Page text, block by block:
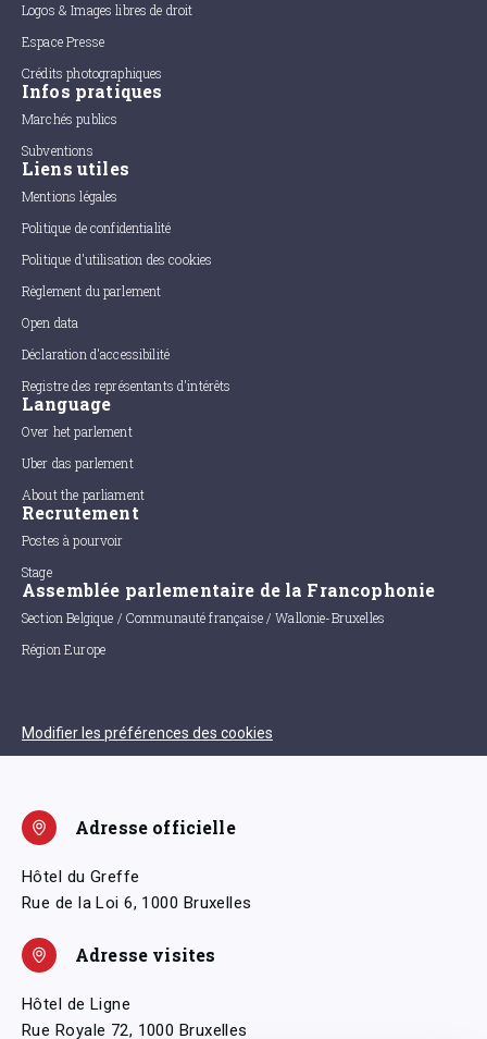
Logos & Images libres de droit
Espace Presse
Crédits photographiques
Infos pratiques
Marchés publics
Subventions
Liens utiles
Mentions légales
Politique de confidentialité
Politique d'utilisation des cookies
Règlement du parlement
Open data
Déclaration d'accessibilité
Registre des représentants d'intérêts
Language
Over het parlement
Uber das parlement
About the parliament
Recrutement
Postes à pourvoir
Stage
Assemblée parlementaire de la Francophonie
Section Belgique / Communauté française / Wallonie-Bruxelles
Région Europe
Modifier les préférences des cookies
Adresse officielle
Hôtel du Greffe
Rue de la Loi 6, 1000 Bruxelles
Adresse visites
Hôtel de Ligne
Rue Royale 72, 1000 Bruxelles